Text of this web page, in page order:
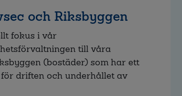
och Riksbyggen
fokus i vår
till våra
(bostäder) som har ett
driften och underhållet av